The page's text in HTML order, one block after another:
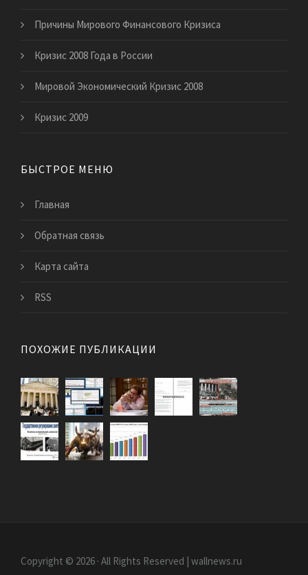
Причины Мирового Финансового Кризиса
Кризис 2008 Года в России
Мировой Экономический Кризис 2008
Кризис 2009
БЫСТРОЕ МЕНЮ
Главная
Обратная связь
Карта сайта
RSS
ПОХОЖИЕ ПУБЛИКАЦИИ
Copyright © 2026 · All Rights Reserved | wallnews.ru